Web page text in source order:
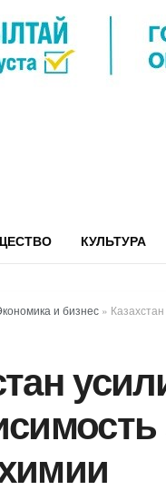
КУЛЬТУРА
и бизнес »